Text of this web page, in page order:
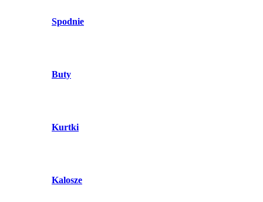
Spodnie
Buty
Kurtki
Kalosze